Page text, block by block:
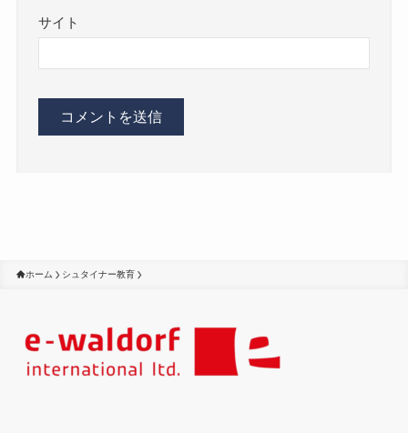
サイト
ホーム シュタイナー教育